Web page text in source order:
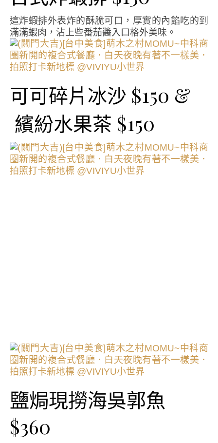
這炸蝦排外表炸的酥脆可口，厚實的內餡吃的到
滿滿蝦肉，沾上些番茄醬入口格外美味。
可可碎片冰沙 $150 &
繽紛水果茶 $150
鹽焗現撈海吳郭魚
$360